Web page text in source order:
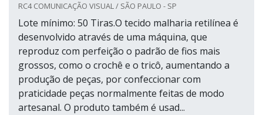
RC4 COMUNICAÇÃO VISUAL / SÃO PAULO - SP
Lote mínimo: 50 Tiras.O tecido malharia retilínea é
desenvolvido através de uma máquina, que
reproduz com perfeição o padrão de fios mais
grossos, como o crochê e o tricô, aumentando a
produção de peças, por confeccionar com
praticidade peças normalmente feitas de modo
artesanal. O produto também é usad...